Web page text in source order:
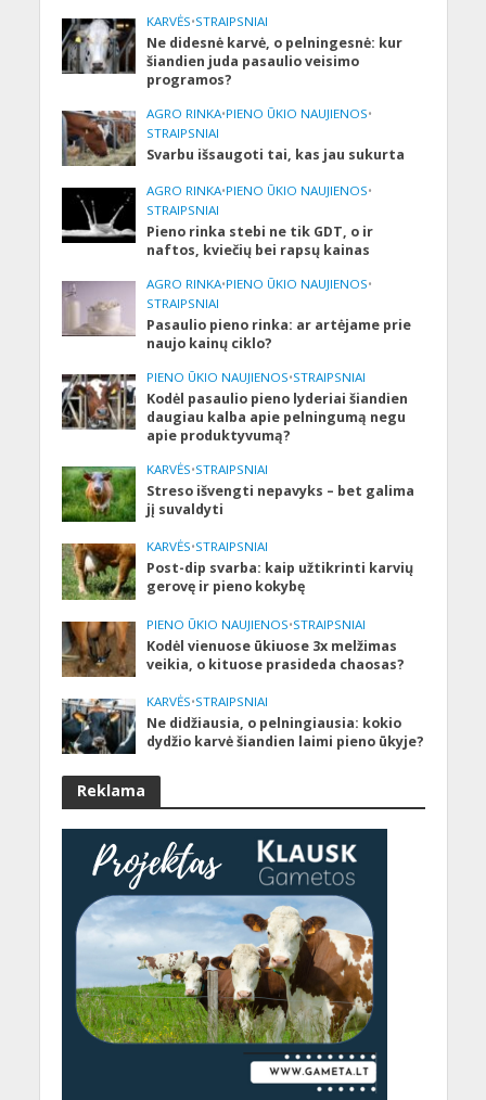
KARVĖS•STRAIPSNIAI
Ne didesnė karvė, o pelningesnė: kur
šiandien juda pasaulio veisimo
programos?
AGRO RINKA•PIENO ŪKIO NAUJIENOS•
STRAIPSNIAI
Svarbu išsaugoti tai, kas jau sukurta
AGRO RINKA•PIENO ŪKIO NAUJIENOS•
STRAIPSNIAI
Pieno rinka stebi ne tik GDT, o ir
naftos, kviečių bei rapsų kainas
AGRO RINKA•PIENO ŪKIO NAUJIENOS•
STRAIPSNIAI
Pasaulio pieno rinka: ar artėjame prie
naujo kainų ciklo?
PIENO ŪKIO NAUJIENOS•STRAIPSNIAI
Kodėl pasaulio pieno lyderiai šiandien
daugiau kalba apie pelningumą negu
apie produktyvumą?
KARVĖS•STRAIPSNIAI
Streso išvengti nepavyks – bet galima
jį suvaldyti
KARVĖS•STRAIPSNIAI
Post-dip svarba: kaip užtikrinti karvių
gerovę ir pieno kokybę
PIENO ŪKIO NAUJIENOS•STRAIPSNIAI
Kodėl vienuose ūkiuose 3x melžimas
veikia, o kituose prasideda chaosas?
KARVĖS•STRAIPSNIAI
Ne didžiausia, o pelningiausia: kokio
dydžio karvė šiandien laimi pieno ūkyje?
Reklama